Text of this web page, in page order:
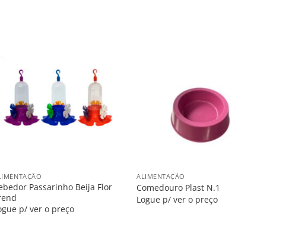
Salvar
Lista
Passarinho Beija Flor
p/ ver o preço
ALIMENTAÇÃO
Comedouro Plast N.1
Logue p/ ver o preço